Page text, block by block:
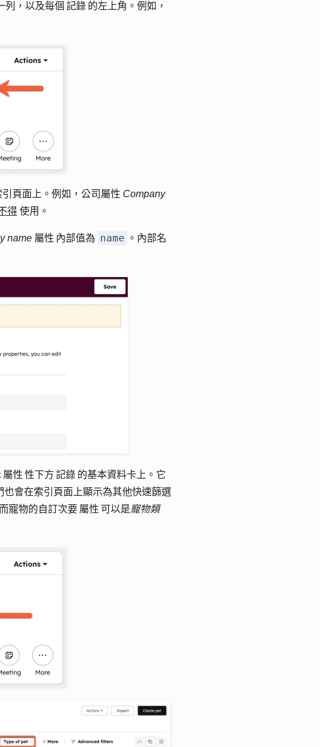
，以及每個 記錄 的左上角。例如，
頁面上。例如，公司屬性 Company
得 使用。
name 屬性 內部值為 name 。內部名
性 性下方 記錄 的基本資料卡上。它
也會在索引頁面上顯示為其他快速篩選
而寵物的自訂次要 屬性 可以是寵物類